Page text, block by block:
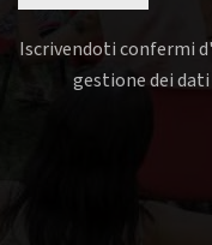
Iscrivendoti confermi
gestione dei